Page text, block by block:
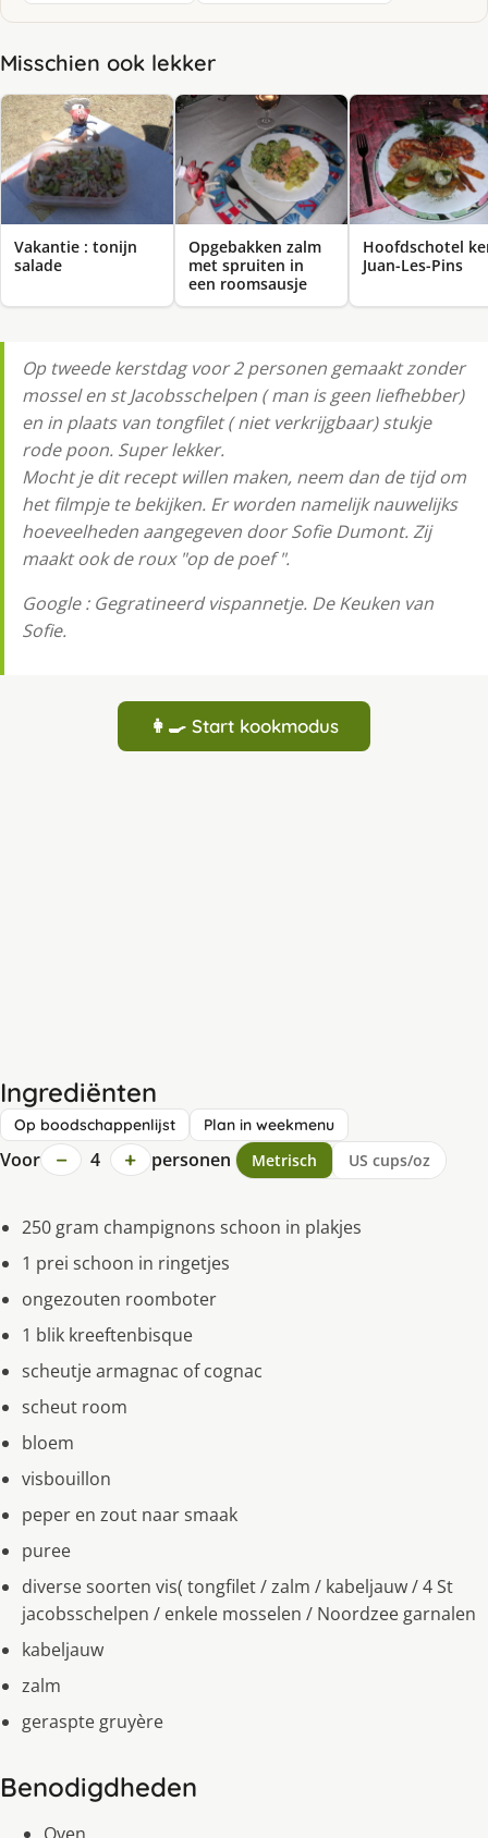
Misschien ook lekker
Vakantie : tonijn
salade
Opgebakken zalm
met spruiten in
een roomsausje
Hoofdschotel
Juan-Les-Pins
Op tweede kerstdag voor 2 personen gemaakt zonder
mossel en st Jacobsschelpen ( man is geen liefhebber)
en in plaats van tongfilet ( niet verkrijgbaar) stukje
rode poon. Super lekker.
Mocht je dit recept willen maken, neem dan de tijd om
het filmpje te bekijken. Er worden namelijk nauwelijks
hoeveelheden aangegeven door Sofie Dumont. Zij
maakt ook de roux "op de poef ".
Google : Gegratineerd vispannetje. De Keuken van
Sofie.
👩‍🍳 Start kookmodus
Ingrediënten
Op boodschappenlijst Plan in weekmenu
Voor − 4 + personen Metrisch US cups/oz
250 gram champignons schoon in plakjes
1 prei schoon in ringetjes
ongezouten roomboter
1 blik kreeftenbisque
scheutje armagnac of cognac
scheut room
bloem
visbouillon
peper en zout naar smaak
puree
diverse soorten vis( tongfilet / zalm / kabeljauw / 4 St
jacobsschelpen / enkele mosselen / Noordzee garnalen
kabeljauw
zalm
geraspte gruyère
Benodigdheden